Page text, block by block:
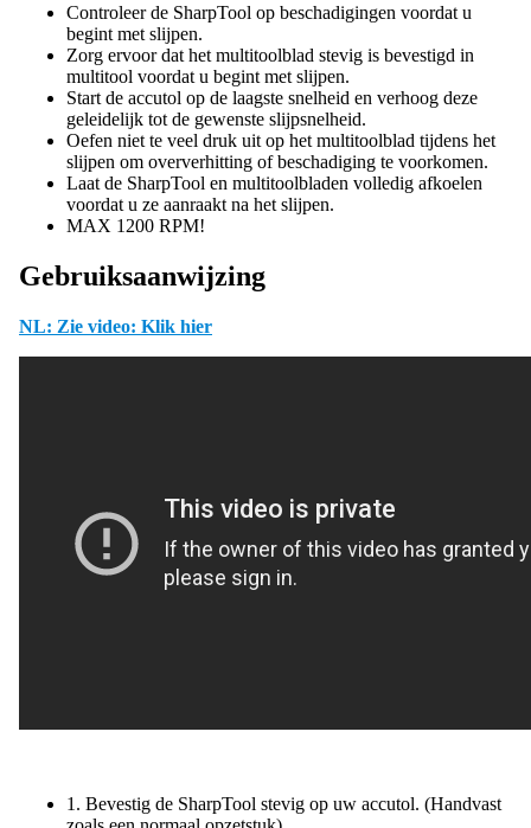
Controleer de SharpTool op beschadigingen voordat u
begint met slijpen.
Zorg ervoor dat het multitoolblad stevig is bevestigd in
multitool voordat u begint met slijpen.
Start de accutol op de laagste snelheid en verhoog deze
geleidelijk tot de gewenste slijpsnelheid.
Oefen niet te veel druk uit op het multitoolblad tijdens het
slijpen om oververhitting of beschadiging te voorkomen.
Laat de SharpTool en multitoolbladen volledig afkoelen
voordat u ze aanraakt na het slijpen.
MAX 1200 RPM!
Gebruiksaanwijzing
NL: Zie video: Klik hier
1. Bevestig de SharpTool stevig op uw accutol. (Handvast